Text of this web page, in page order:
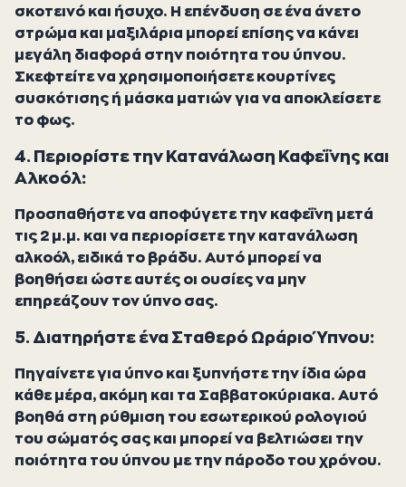
σκοτεινό και ήσυχο. Η επένδυση σε ένα άνετο
στρώμα και μαξιλάρια μπορεί επίσης να κάνει
μεγάλη διαφορά στην ποιότητα του ύπνου.
Σκεφτείτε να χρησιμοποιήσετε κουρτίνες
συσκότισης ή μάσκα ματιών για να αποκλείσετε
το φως.
4. Περιορίστε την Κατανάλωση Καφεΐνης και
Αλκοόλ:
Προσπαθήστε να αποφύγετε την καφεΐνη μετά
τις 2 μ.μ. και να περιορίσετε την κατανάλωση
αλκοόλ, ειδικά το βράδυ. Αυτό μπορεί να
βοηθήσει ώστε αυτές οι ουσίες να μην
επηρεάζουν τον ύπνο σας.
5. Διατηρήστε ένα Σταθερό Ωράριο Ύπνου:
Πηγαίνετε για ύπνο και ξυπνήστε την ίδια ώρα
κάθε μέρα, ακόμη και τα Σαββατοκύριακα. Αυτό
βοηθά στη ρύθμιση του εσωτερικού ρολογιού
του σώματός σας και μπορεί να βελτιώσει την
ποιότητα του ύπνου με την πάροδο του χρόνου.